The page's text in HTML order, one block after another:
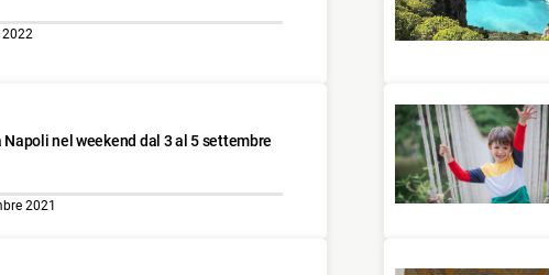
nel weekend dal 3 al 5 settembre
2021